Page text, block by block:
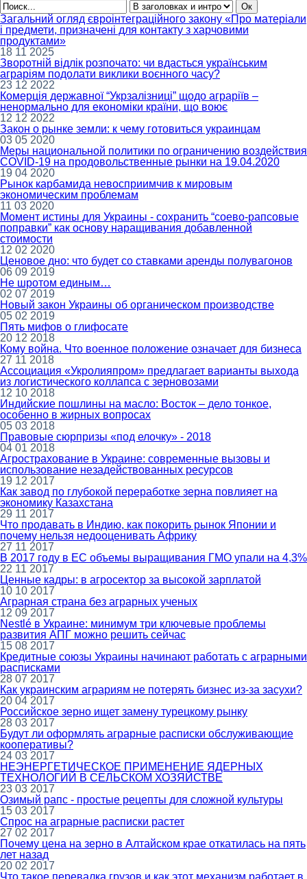
Загальний огляд євроінтеграційного закону «Про матеріали
і предмети, призначені для контакту з харчовими
продуктами»
18 11 2025
Зворотній відлік розпочато: чи вдасться українським
аграріям подолати виклики воєнного часу?
23 12 2022
Комерція державної “Укрзалізниці” щодо аграріїв –
ненормально для економіки країни, що воює
12 12 2022
Закон о рынке земли: к чему готовиться украинцам
03 05 2020
Меры национальной политики по ограничению воздействия
COVID-19 на продовольственные рынки на 19.04.2020
19 04 2020
Рынок карбамида невосприимчив к мировым
экономическим проблемам
11 03 2020
Момент истины для Украины - сохранить “соево-рапсовые
поправки” как основу наращивания добавленной
стоимости
12 02 2020
Ценовое дно: что будет со ставками аренды полувагонов
06 09 2019
Не шротом единым…
02 07 2019
Новый закон Украины об органическом производстве
05 02 2019
Пять мифов о глифосате
20 12 2018
Кому война. Что военное положение означает для бизнеса
27 11 2018
Ассоциация «Укролияпром» предлагает варианты выхода
из логистического коллапса с зерновозами
12 10 2018
Индийские пошлины на масло: Восток – дело тонкое,
особенно в жирных вопросах
05 03 2018
Правовые сюрпризы «под елочку» - 2018
04 01 2018
Агрострахование в Украине: современные вызовы и
использование незадействованных ресурсов
19 12 2017
Как завод по глубокой переработке зерна повлияет на
экономику Казахстана
29 11 2017
Что продавать в Индию, как покорить рынок Японии и
почему нельзя недооценивать Африку
27 11 2017
В 2017 году в ЕС объемы выращивания ГМО упали на 4,3%
22 11 2017
Ценные кадры: в агросектор за высокой зарплатой
10 10 2017
Аграрная страна без аграрных ученых
12 09 2017
Nestlé в Украине: минимум три ключевые проблемы
развития АПГ можно решить сейчас
15 08 2017
Кредитные союзы Украины начинают работать с аграрными
расписками
28 07 2017
Как украинским аграриям не потерять бизнес из-за засухи?
20 04 2017
Российское зерно ищет замену турецкому рынку
28 03 2017
Будут ли оформлять аграрные расписки обслуживающие
кооперативы?
24 03 2017
НЕЭНЕРГЕТИЧЕСКОЕ ПРИМЕНЕНИЕ ЯДЕРНЫХ
ТЕХНОЛОГИЙ В СЕЛЬСКОМ ХОЗЯЙСТВЕ
23 03 2017
Озимый рапс - простые рецепты для сложной культуры
15 03 2017
Спрос на аграрные расписки растет
27 02 2017
Почему цена на зерно в Алтайском крае откатилась на пять
лет назад
20 02 2017
Что такое перевалка грузов и как этот механизм работает в